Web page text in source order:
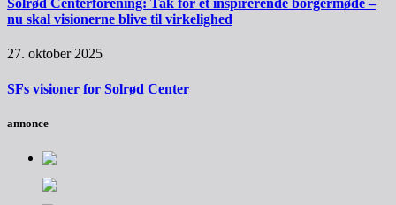
Solrød Centerforening: Tak for et inspirerende borgermøde –
nu skal visionerne blive til virkelighed
27. oktober 2025
SFs visioner for Solrød Center
annonce